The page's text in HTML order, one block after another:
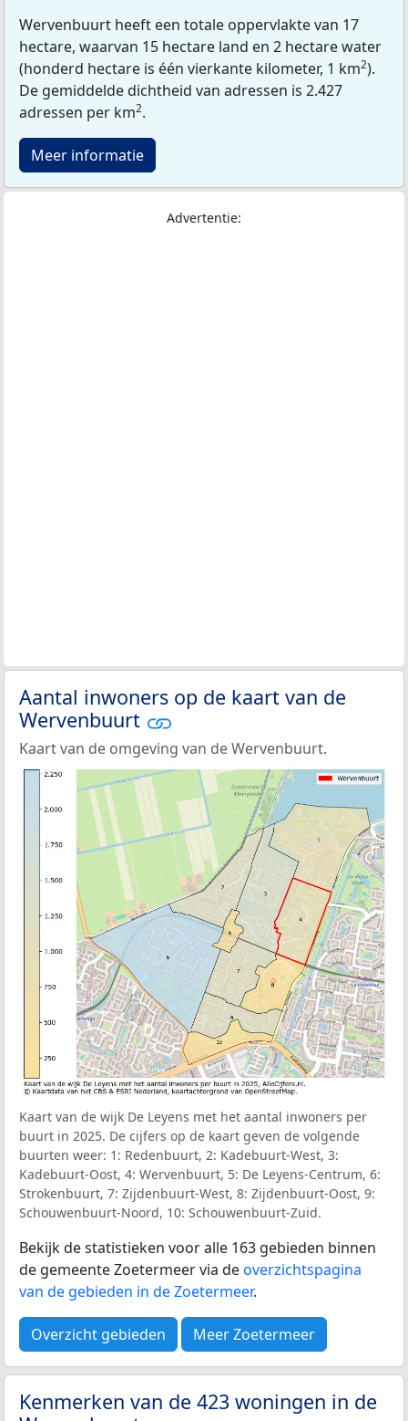
Wervenbuurt heeft een totale oppervlakte van 17
hectare, waarvan 15 hectare land en 2 hectare water
(honderd hectare is één vierkante kilometer, 1 km2).
De gemiddelde dichtheid van adressen is 2.427
adressen per km2.
Meer informatie
Advertentie:
Aantal inwoners op de kaart van de
Wervenbuurt
Kaart van de omgeving van de Wervenbuurt.
Kaart van de wijk De Leyens met het aantal inwoners per
buurt in 2025. De cijfers op de kaart geven de volgende
buurten weer: 1: Redenbuurt, 2: Kadebuurt-West, 3:
Kadebuurt-Oost, 4: Wervenbuurt, 5: De Leyens-Centrum, 6:
Strokenbuurt, 7: Zijdenbuurt-West, 8: Zijdenbuurt-Oost, 9:
Schouwenbuurt-Noord, 10: Schouwenbuurt-Zuid.
Bekijk de statistieken voor alle 163 gebieden binnen
de gemeente Zoetermeer via deoverzichtspagina
van de gebieden in de Zoetermeer.
Overzicht gebieden Meer Zoetermeer
Kenmerken van de 423 woningen in de